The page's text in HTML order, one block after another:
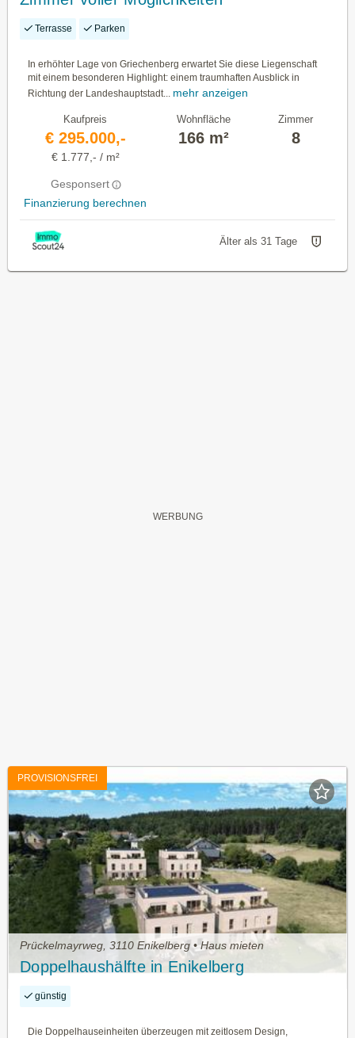
Terrasse Parken
In erhöhter Lage von Griechenberg erwartet Sie diese Liegenschaft
mit einem besonderen Highlight: einem traumhaften Ausblick in
Richtung der Landeshauptstadt... mehr anzeigen
Kaufpreis
€ 295.000,-
€ 1.777,- / m²
Gesponsert
Finanzierung berechnen
Wohnfläche
166 m²
Zimmer
8
Älter als 31 Tage
PROVISIONSFREI
Prückelmayrweg, 3110 Enikelberg • Haus mieten
Doppelhaushälfte in Enikelberg
günstig
Die Doppelhauseinheiten überzeugen mit zeitlosem Design,